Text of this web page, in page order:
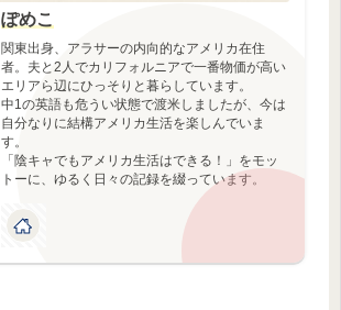
ぽめこ
関東出身、アラサーの内向的なアメリカ在住
者。夫と2人でカリフォルニアで一番物価が高い
エリアら辺にひっそりと暮らしています。
中1の英語も危うい状態で渡米しましたが、今は
自分なりに結構アメリカ生活を楽しんでいま
す。
「陰キャでもアメリカ生活はできる！」をモッ
トーに、ゆるく日々の記録を綴っています。